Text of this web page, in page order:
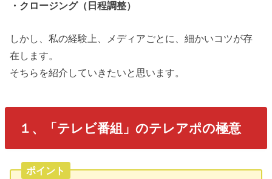
・クロージング（日程調整）
しかし、私の経験上、メディアごとに、細かいコツが存
在します。
そちらを紹介していきたいと思います。
１、「テレビ番組」のテレアポの極意
ポイント